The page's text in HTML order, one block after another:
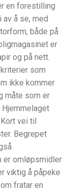
en forestilling
av å se, med
både på
er
og på nett.
som
ikke kommer
måte som er
vei til
Begrepet
er omløpsmidler
viktig å påpeke
fratar en